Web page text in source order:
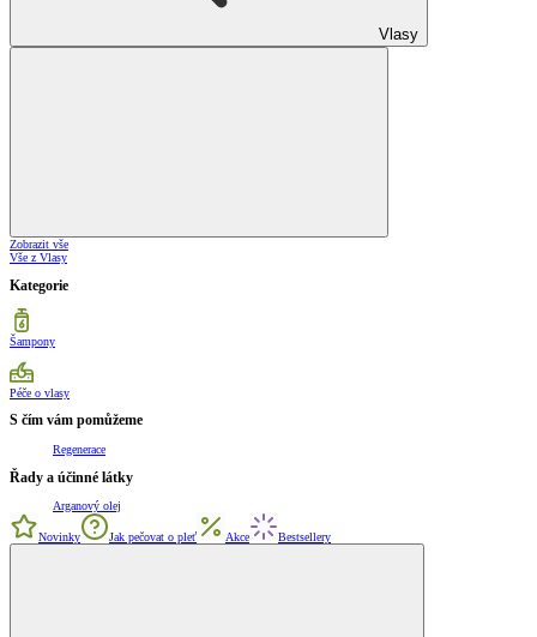
Vlasy
Zobrazit vše
Vše z Vlasy
Kategorie
Šampony
Péče o vlasy
S čím vám pomůžeme
Regenerace
Řady a účinné látky
Arganový olej
Novinky Jak pečovat o pleť Akce Bestsellery